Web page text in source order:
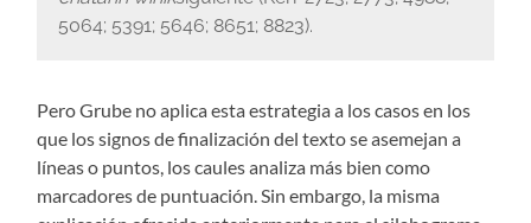
5064; 5391; 5646; 8651; 8823).
Pero Grube no aplica esta estrategia a los casos en los
que los signos de finalización del texto se asemejan a
líneas o puntos, los caules analiza más bien como
marcadores de puntuación. Sin embargo, la misma